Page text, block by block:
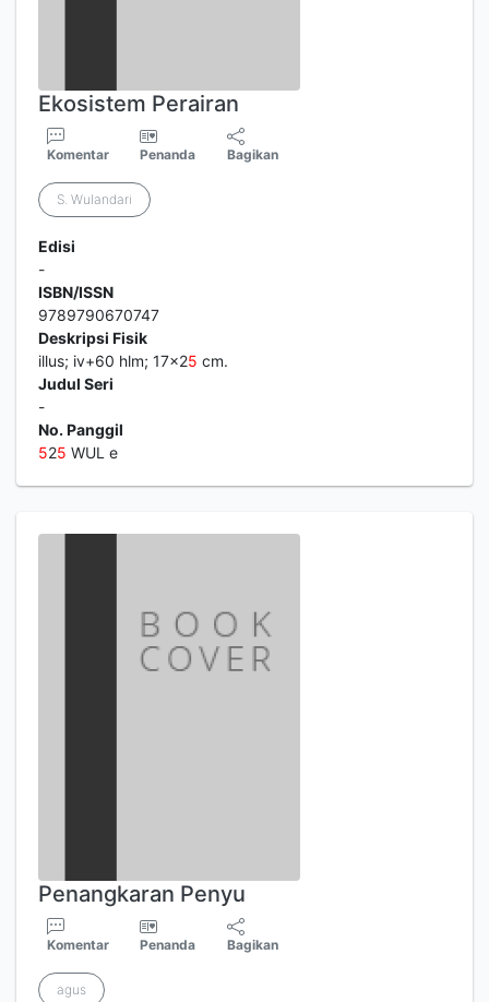
Ekosistem Perairan
Komentar Penanda Bagikan
S. Wulandari
Edisi
-
ISBN/ISSN
9789790670747
Deskripsi Fisik
illus; iv+60 hlm; 17x25 cm.
Judul Seri
-
No. Panggil
525 WUL e
Penangkaran Penyu
Komentar Penanda Bagikan
agus